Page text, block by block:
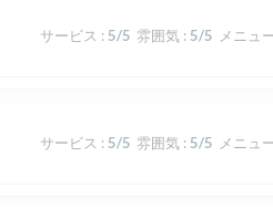
サービス : 5/5 雰囲気: 5/5 メニュ
サービス : 5/5 雰囲気: 5/5 メニュ